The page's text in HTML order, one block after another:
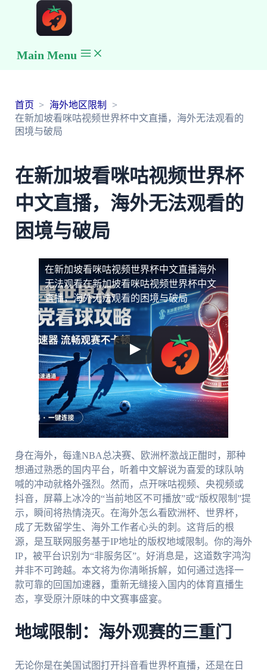
Main Menu
首页
海外地区限制
在新加坡看咪咕视频世界杯中文直播，海外无法观看的
困境与破局
在新加坡看咪咕视频世界杯
中文直播，海外无法观看的
困境与破局
在新加坡看咪咕视频世界杯中文直播海外
无法观看在新加坡看咪咕视频世界杯中文
直播，海外无法观看的困境与破局
身在海外，每逢NBA总决赛、欧洲杯激战正酣时，那种
想通过熟悉的国内平台，听着中文解说为喜爱的球队呐
喊的冲动就格外强烈。然而，点开咪咕视频、央视频或
抖音，屏幕上冰冷的“当前地区不可播放”或“版权限制”提
示，瞬间将热情浇灭。在海外怎么看欧洲杯、世界杯，
成了无数留学生、海外工作者心头的刺。这背后的根
源，是互联网服务基于IP地址的版权地域限制。你的海外
IP，被平台识别为“非服务区”。好消息是，这道数字鸿沟
并非不可跨越。本文将为你清晰拆解，如何通过选择一
款可靠的回国加速器，重新无缝接入国内的体育直播生
态，享受原汁原味的中文赛事盛宴。
地域限制：海外观赛的三重门
无论你是在美国试图打开抖音看世界杯直播，还是在日